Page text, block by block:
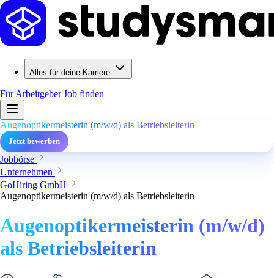
Alles für deine Karriere
Für ArbeitgeberJob finden
Augenoptikermeisterin (m/w/d) als Betriebsleiterin
Jetzt bewerben
Jobbörse
Unternehmen
GoHiring GmbH
Augenoptikermeisterin (m/w/d) als Betriebsleiterin
Augenoptikermeisterin (m/w/d)
als Betriebsleiterin